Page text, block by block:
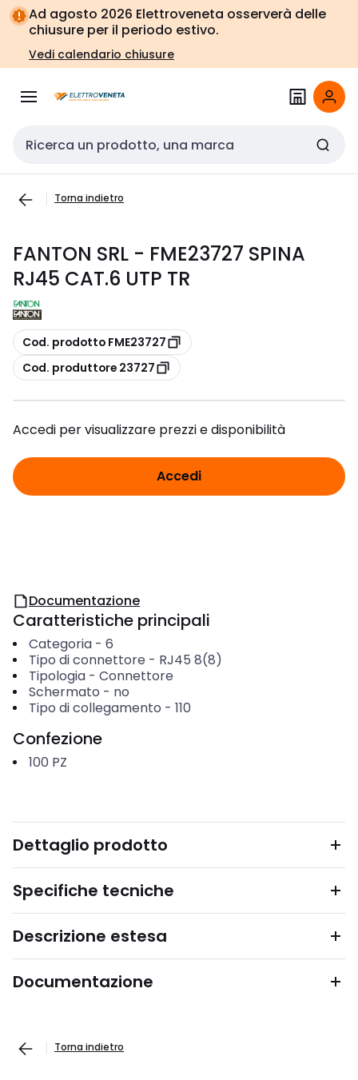
Vai alla
navigazione
Vai
alla
pagina
Ad agosto 2026 Elettroveneta osserverà delle
chiusure per il periodo estivo.
Vedi calendario chiusure
Cerca input
Torna indietro
FANTON SRL - FME23727 SPINA
RJ45 CAT.6 UTP TR
copia
Cod. prodotto FME23727
copia
Cod. produttore 23727
Accedi per visualizzare prezzi e disponibilità
Accedi
Documentazione
Caratteristiche principali
Categoria- 6
Tipo di connettore - RJ45 8(8)
Tipologia- Connettore
Schermato - no
Tipo di collegamento - 110
Confezione
100 PZ
Dettaglio prodotto
Specifiche tecniche
Descrizione estesa
Documentazione
Torna indietro